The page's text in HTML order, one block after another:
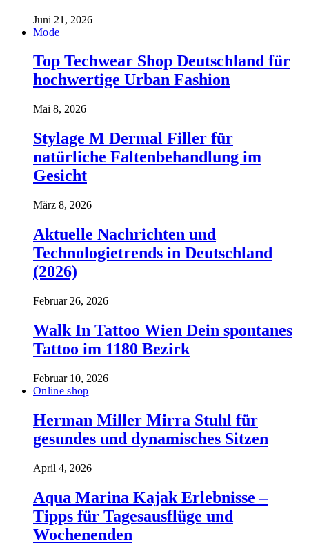
Juni 21, 2026
Mode
Top Techwear Shop Deutschland für
hochwertige Urban Fashion
Mai 8, 2026
Stylage M Dermal Filler für
natürliche Faltenbehandlung im
Gesicht
März 8, 2026
Aktuelle Nachrichten und
Technologietrends in Deutschland
(2026)
Februar 26, 2026
Walk In Tattoo Wien Dein spontanes
Tattoo im 1180 Bezirk
Februar 10, 2026
Online shop
Herman Miller Mirra Stuhl für
gesundes und dynamisches Sitzen
April 4, 2026
Aqua Marina Kajak Erlebnisse –
Tipps für Tagesausflüge und
Wochenenden